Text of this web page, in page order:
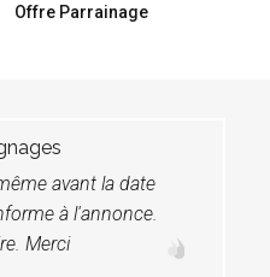
Offre Parrainage
avant la date
à l'annonce.
Merci